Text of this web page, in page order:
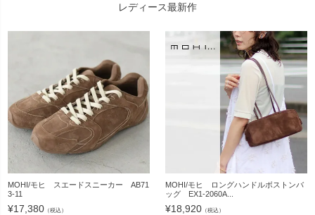
レディース最新作
MOHI/モヒ スエードスニーカー AB71
3-11
¥17,380 （税込）
MOHI/モヒ ロングハンドルボストンバ
ッグ EX1-2060A...
¥18,920 （税込）